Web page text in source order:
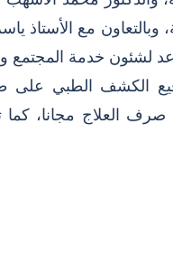
وبالتعاون مع الأستاذ
لشئون خدمة المجتمع
صرف العلاج مجانا،